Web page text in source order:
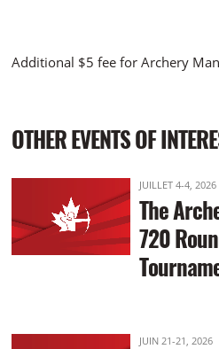
Additional $5 fee for Archery
OTHER EVENTS OF
JUILLET 4-4, 2026
The
720
JUIN 21-21, 2026